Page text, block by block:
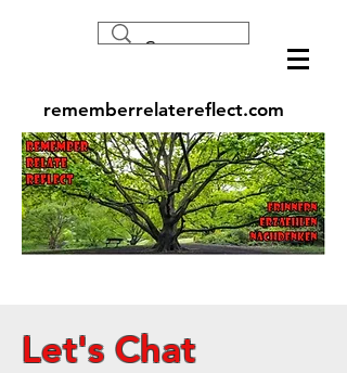
rememberrelatereflect.com
Let's Chat